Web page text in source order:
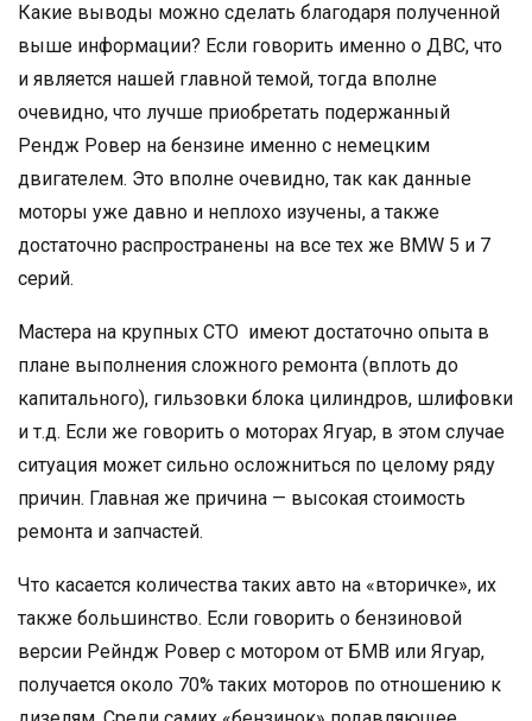
Какие выводы можно сделать благодаря полученной
выше информации? Если говорить именно о ДВС, что
и является нашей главной темой, тогда вполне
очевидно, что лучше приобретать подержанный
Рендж Ровер на бензине именно с немецким
двигателем. Это вполне очевидно, так как данные
моторы уже давно и неплохо изучены, а также
достаточно распространены на все тех же BMW 5 и 7
серий.
Мастера на крупных СТО имеют достаточно опыта в
плане выполнения сложного ремонта (вплоть до
капитального), гильзовки блока цилиндров, шлифовки
и т.д. Если же говорить о моторах Ягуар, в этом случае
ситуация может сильно осложниться по целому ряду
причин. Главная же причина — высокая стоимость
ремонта и запчастей.
Что касается количества таких авто на «вторичке», их
также большинство. Если говорить о бензиновой
версии Рейндж Ровер с мотором от БМВ или Ягуар,
получается около 70% таких моторов по отношению к